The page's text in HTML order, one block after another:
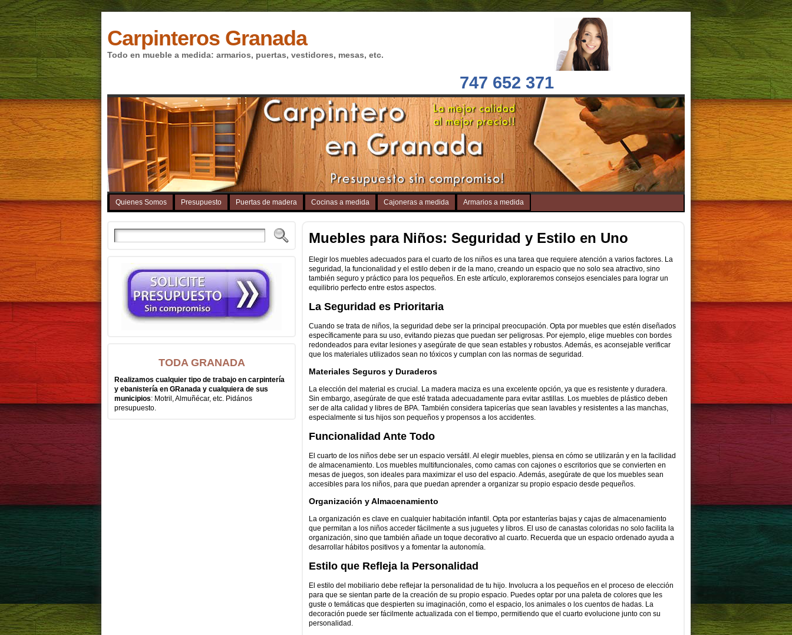
Carpinteros Granada
Todo en mueble a medida: armarios, puertas, vestidores, mesas, etc.
747 652 371
Quienes Somos Presupuesto Puertas de madera Cocinas a medida Cajoneras a medida Armarios a medida
TODA GRANADA
Realizamos cualquier tipo de trabajo en carpintería
y ebanistería en GRanada y cualquiera de sus
municipios: Motril, Almuñécar, etc. Pidános
presupuesto.
Muebles para Niños: Seguridad y Estilo en Uno
Elegir los muebles adecuados para el cuarto de los niños es una tarea que requiere atención a varios factores. La
seguridad, la funcionalidad y el estilo deben ir de la mano, creando un espacio que no solo sea atractivo, sino
también seguro y práctico para los pequeños. En este artículo, exploraremos consejos esenciales para lograr un
equilibrio perfecto entre estos aspectos.
La Seguridad es Prioritaria
Cuando se trata de niños, la seguridad debe ser la principal preocupación. Opta por muebles que estén diseñados
específicamente para su uso, evitando piezas que puedan ser peligrosas. Por ejemplo, elige muebles con bordes
redondeados para evitar lesiones y asegúrate de que sean estables y robustos. Además, es aconsejable verificar
que los materiales utilizados sean no tóxicos y cumplan con las normas de seguridad.
Materiales Seguros y Duraderos
La elección del material es crucial. La madera maciza es una excelente opción, ya que es resistente y duradera.
Sin embargo, asegúrate de que esté tratada adecuadamente para evitar astillas. Los muebles de plástico deben
ser de alta calidad y libres de BPA. También considera tapicerías que sean lavables y resistentes a las manchas,
especialmente si tus hijos son pequeños y propensos a los accidentes.
Funcionalidad Ante Todo
El cuarto de los niños debe ser un espacio versátil. Al elegir muebles, piensa en cómo se utilizarán y en la facilidad
de almacenamiento. Los muebles multifuncionales, como camas con cajones o escritorios que se convierten en
mesas de juegos, son ideales para maximizar el uso del espacio. Además, asegúrate de que los muebles sean
accesibles para los niños, para que puedan aprender a organizar su propio espacio desde pequeños.
Organización y Almacenamiento
La organización es clave en cualquier habitación infantil. Opta por estanterías bajas y cajas de almacenamiento
que permitan a los niños acceder fácilmente a sus juguetes y libros. El uso de canastas coloridas no solo facilita la
organización, sino que también añade un toque decorativo al cuarto. Recuerda que un espacio ordenado ayuda a
desarrollar hábitos positivos y a fomentar la autonomía.
Estilo que Refleja la Personalidad
El estilo del mobiliario debe reflejar la personalidad de tu hijo. Involucra a los pequeños en el proceso de elección
para que se sientan parte de la creación de su propio espacio. Puedes optar por una paleta de colores que les
guste o temáticas que despierten su imaginación, como el espacio, los animales o los cuentos de hadas. La
decoración puede ser fácilmente actualizada con el tiempo, permitiendo que el cuarto evolucione junto con su
personalidad.